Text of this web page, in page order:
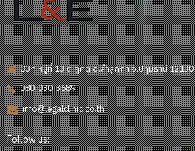
33ก หมู่ที่ 13 ต.คูคต อ.ลำลูกกา จ.ปทุมธานี 12130
080-030-3689
info@legalclinic.co.th
Follow us: